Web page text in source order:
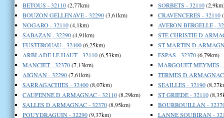
BETOUS - 32110(2,77km)
BOUZON GELLENAVE - 32290(3,61km)
NOGARO - 32110(4,1km)
SABAZAN - 32290(4,91km)
FUSTEROUAU - 32400(6,25km)
ARBLADE LE HAUT - 32110(6,53km)
MANCIET - 32370(7,13km)
AIGNAN - 32290(7,61km)
SARRAGACHIES - 32400(8,07km)
CAUPENNE D ARMAGNAC - 32110(8,29km)
SALLES D ARMAGNAC - 32370(8,95km)
POUYDRAGUIN - 32290(9,37km)
SORBETS - 32110
CRAVENCERES - 32110
AVERON BERGELLE -
STE CHRISTIE D
ST MARTIN D
ESPAS - 32370(6,79km)
MARGOUET MEYMES -
TERMES D
SEAILLES - 32190
ST GRIEDE - 32110
BOURROUILLAN -
LANNE SOUBIRAN -